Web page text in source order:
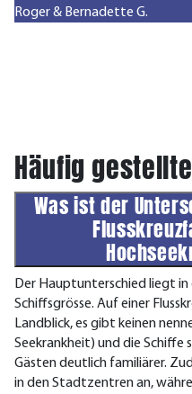
Roger & Bernadette G.
Häufig
Was ist der
Der Hauptunterschied liegt
Schiffsgrösse. Auf einer
Landblick, es gibt keinen
Seekrankheit) und die Schiffe
Gästen deutlich familiärer.
in den Stadtzentren an,